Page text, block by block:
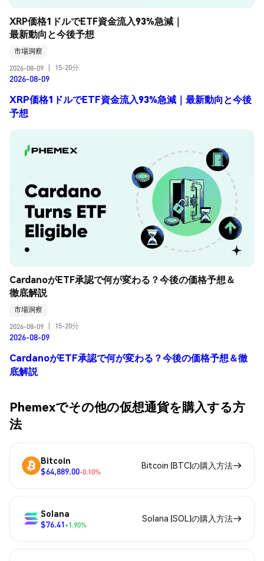
XRP価格1ドルでETF資金流入93%急減｜
最新動向と今後予想
市場洞察
2026-08-09
15-20分
2026-08-09
XRP価格1ドルでETF資金流入93%急減｜最新動向と今後
予想
CardanoがETF承認で何が変わる？今後の価格予想＆
徹底解説
市場洞察
2026-08-09
15-20分
2026-08-09
CardanoがETF承認で何が変わる？今後の価格予想＆徹
底解説
Phemexでその他の仮想通貨を購入する方
法
Bitcoin
$64,889.00-0.10%
Bitcoin (BTC)の購入方法
Solana
$76.41+1.90%
Solana (SOL)の購入方法